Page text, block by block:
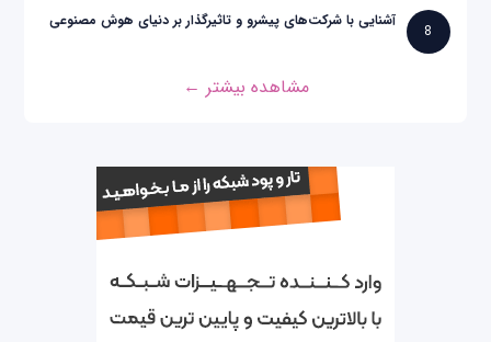
8
آشنایی با شرکت‌های پیشرو و تاثیرگذار بر دنیای هوش مصنوعی
مشاهده بیشتر ←